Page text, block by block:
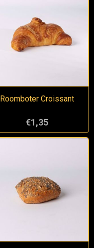
Roomboter Croissant
€1,35